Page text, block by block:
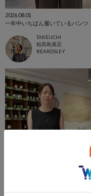
2026.08.01
一年中いちばん履いているパンツ
TAKEUCHI
柏髙島屋店
BEARDSLEY